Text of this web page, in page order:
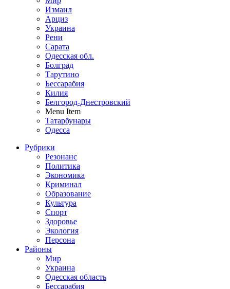
Измаил
Арциз
Украина
Рени
Сарата
Одесская обл.
Болград
Тарутино
Бессарабия
Килия
Белгород-Днестровский
Menu Item
Татарбунары
Одесса
Рубрики
Резонанс
Политика
Экономика
Криминал
Образование
Культура
Спорт
Здоровье
Экология
Персона
Районы
Мир
Украина
Одесская область
Бессарабия